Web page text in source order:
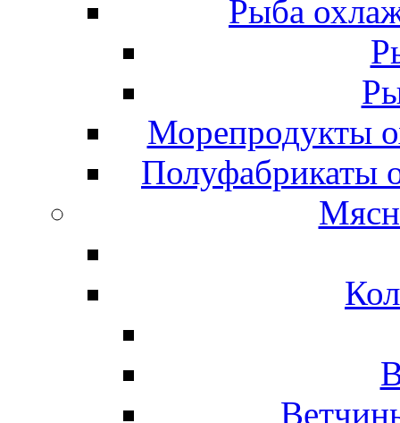
Рыба
Морепродукты
Полуфабрикаты